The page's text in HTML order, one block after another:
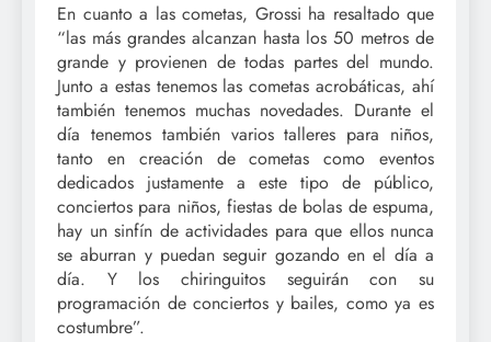
En cuanto a las cometas, Grossi ha resaltado que
“las más grandes alcanzan hasta los 50 metros de
grande y provienen de todas partes del mundo.
Junto a estas tenemos las cometas acrobáticas, ahí
también tenemos muchas novedades. Durante el
día tenemos también varios talleres para niños,
tanto en creación de cometas como eventos
dedicados justamente a este tipo de público,
conciertos para niños, fiestas de bolas de espuma,
hay un sinfín de actividades para que ellos nunca
se aburran y puedan seguir gozando en el día a
día. Y los chiringuitos seguirán con su
programación de conciertos y bailes, como ya es
costumbre”.